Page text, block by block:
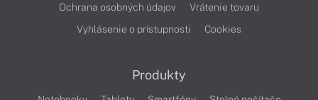
Ochrana osobných údajov
Vrátenie tovaru
Vyhlásenie o prístupnosti
Cookies
Produkty